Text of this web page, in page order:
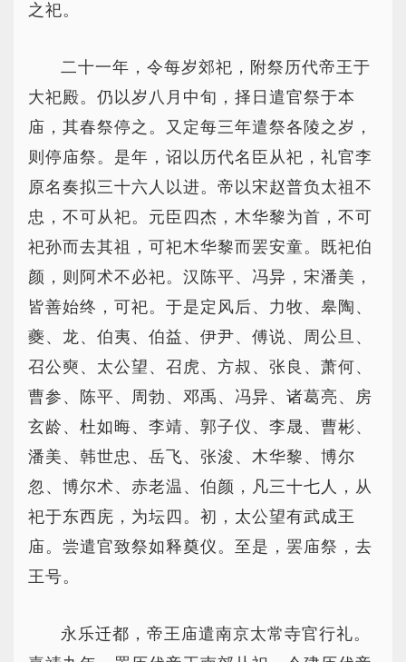
之祀。
二十一年，令每岁郊祀，附祭历代帝王于
大祀殿。仍以岁八月中旬，择日遣官祭于本
庙，其春祭停之。又定每三年遣祭各陵之岁，
则停庙祭。是年，诏以历代名臣从祀，礼官李
原名奏拟三十六人以进。帝以宋赵普负太祖不
忠，不可从祀。元臣四杰，木华黎为首，不可
祀孙而去其祖，可祀木华黎而罢安童。既祀伯
颜，则阿术不必祀。汉陈平、冯异，宋潘美，
皆善始终，可祀。于是定风后、力牧、皋陶、
夔、龙、伯夷、伯益、伊尹、傅说、周公旦、
召公奭、太公望、召虎、方叔、张良、萧何、
曹参、陈平、周勃、邓禹、冯异、诸葛亮、房
玄龄、杜如晦、李靖、郭子仪、李晟、曹彬、
潘美、韩世忠、岳飞、张浚、木华黎、博尔
忽、博尔术、赤老温、伯颜，凡三十七人，从
祀于东西庑，为坛四。初，太公望有武成王
庙。尝遣官致祭如释奠仪。至是，罢庙祭，去
王号。
永乐迁都，帝王庙遣南京太常寺官行礼。